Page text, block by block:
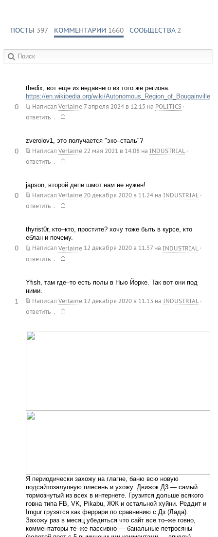
C'est bien la pire peine
Sans amour et sans haine
Mon cœur a tant de peine!
ПОСТЫ 397 КОММЕНТАРИИ 1660 СООБЩЕСТВА 2
thedix, вот еще из недавнего из того же региона:
https://en.wikipedia.org/wiki/Autonomous_Region_of_Bougainville
Написал Verlaine 7 апреля 2024 в 12.15 на POLITICS ·
ответить .
0
zverolov1, это получается "эко–сталь"?
Написал Verlaine 22 мая 2021 в 14.08на INDUSTRIAL ·
ответить .
0
japson, второй депе шмот нам не нужен!
Написал Verlaine 20 декабря 2020 в 11.24на INDUSTRIAL ·
ответить .
0
thyrist0r, кто–кто, простите? хочу тоже быть в курсе, кто
еблан и почему.
Написал Verlaine 12 декабря 2020 в 11.57на INDUSTRIAL ·
ответить .
0
Yfish, там где–то есть полы в Нью Йорке. Так вот они под
ними.
Написал Verlaine 12 декабря 2020 в 11.13 на INDUSTRIAL ·
ответить .
1
Я периодически захожу на глагне, баню всю новую
подсайтозалупную плесень и ухожу. Движок Д3 — самый
тормознутый из всех в интернете. Грузится дольше всякого
говна типа FB, VK, Pikabu, ЖЖ и остальной хуйни. Реддит и
Imgur грузятся как феррари по сравнению с Дз (Лада).
Захожу раз в месяц убедиться что сайт все то–же говно,
комментаторы те–же пассивно — банальные петросяны